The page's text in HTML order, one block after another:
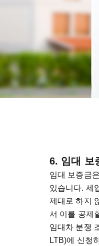
6. 임대 보
임대 보증금
있습니다. 세
제대로 하지
서 이를 공제
임대차 분쟁
LTB)에 신청